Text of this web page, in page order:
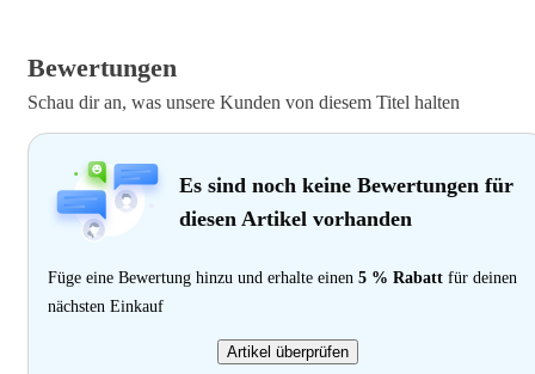
Bewertungen
Schau dir an, was unsere Kunden von diesem Titel halten
Es sind noch keine Bewertungen für
diesen Artikel vorhanden
Füge eine Bewertung hinzu und erhalte einen 5 % Rabatt für deinen
nächsten Einkauf
Artikel überprüfen